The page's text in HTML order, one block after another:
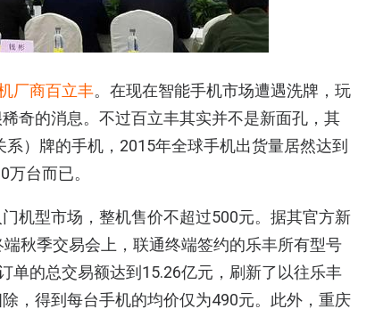
厂商百立丰。在现在智能手机市场遭遇洗牌，玩
奇的消息。不过百立丰其实并不是新面孔，其
）牌的手机，2015年全球手机出货量居然达到
台而已。
机型市场，整机售价不超过500元。据其官方新
秋季交易会上，联通终端签约的乐丰所有型号
单的总交易额达到15.26亿元，刷新了以往乐丰
，得到每台手机的均价仅为490元。此外，重庆